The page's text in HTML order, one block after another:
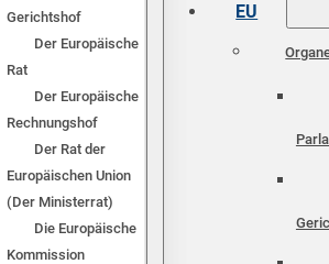
Gerichtshof
Der Europäische
Rat
Der Europäische
Rechnungshof
Der Rat der
Europäischen Union
(Der Ministerrat)
Die Europäische
Kommission
EU